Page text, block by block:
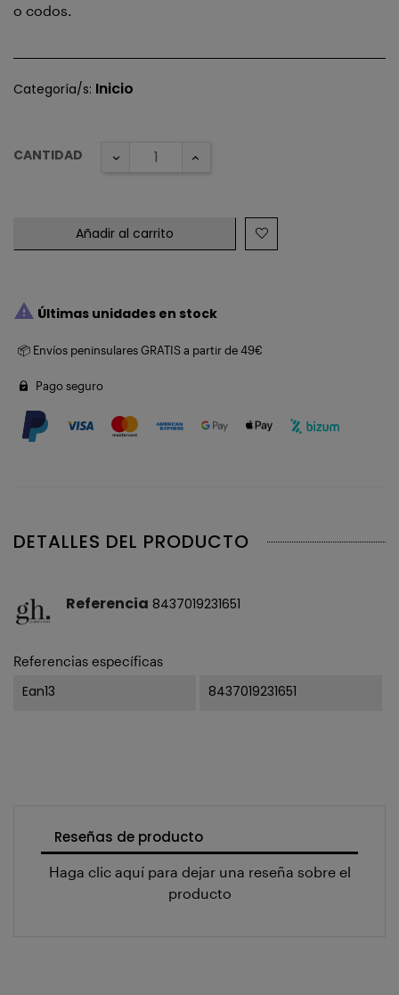
o codos.
Categoría/s: Inicio
CANTIDAD
Añadir al carrito
 Últimas unidades en stock
📦 Envíos peninsulares GRATIS a partir de 49€
Pago seguro
DETALLES DEL PRODUCTO
Referencia 8437019231651
Referencias específicas
Ean13 8437019231651
Reseñas de producto
Haga clic aquí para dejar una reseña sobre el
producto